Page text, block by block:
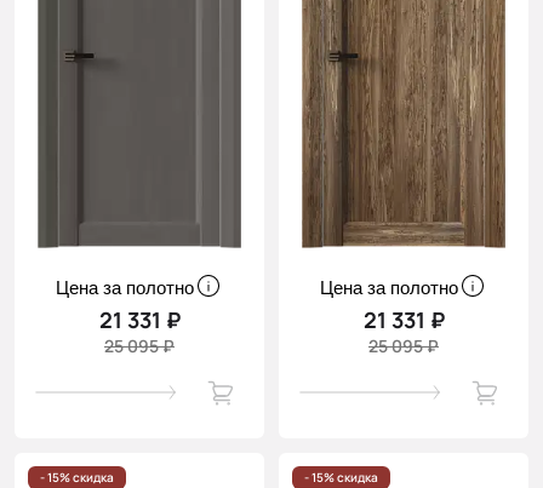
Цена за полотно
21 331 ₽
25 095 ₽
Цена за полотно
21 331 ₽
25 095 ₽
- 15% скидка - 15% скидка